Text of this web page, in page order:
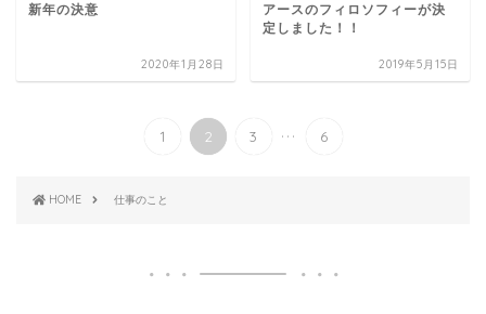
新年の決意
2020年1月28日
アースのフィロソフィーが決
定しました！！
2019年5月15日
1 2 3 ... 6
HOME 仕事のこと